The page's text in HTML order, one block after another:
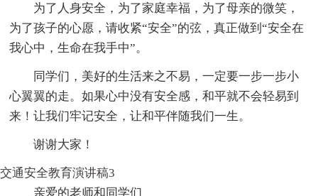
为了人身安全，为了家庭幸福，为了母亲的微笑，
为了孩子的心愿，请收紧“安全”的弦，真正做到“安全在
我心中，生命在我手中”。
同学们，美好的生活来之不易，一定要一步一步小
心翼翼的走。如果心中没有安全感，和平就不会轻易到
来！让我们牢记安全，让和平伴随我们一生。
谢谢大家！
交通安全教育演讲稿3
亲爱的老师和同学们